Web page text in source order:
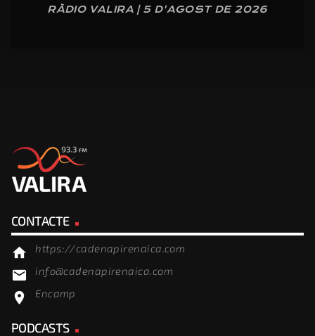
RÀDIO VALIRA | 5 D'AGOST DE 2026
CONTACTE
home https://cadenapirenaica.com
email info@cadenapirenaica.com
location_on Encamp
PODCASTS